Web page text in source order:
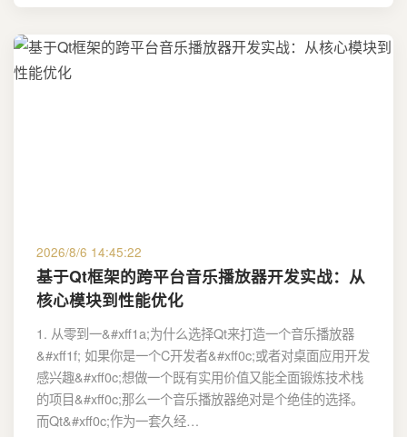
2026/8/6 14:45:22
基于Qt框架的跨平台音乐播放器开发实战：从
核心模块到性能优化
1. 从零到一&#xff1a;为什么选择Qt来打造一个音乐播放器
&#xff1f; 如果你是一个C开发者&#xff0c;或者对桌面应用开发
感兴趣&#xff0c;想做一个既有实用价值又能全面锻炼技术栈
的项目&#xff0c;那么一个音乐播放器绝对是个绝佳的选择。
而Qt&#xff0c;作为一套久经…